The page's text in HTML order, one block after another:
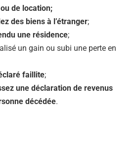
de location;
des biens à l’étranger;
une résidence;
un gain ou subi une perte en
faillite;
une déclaration de revenus
décédée.